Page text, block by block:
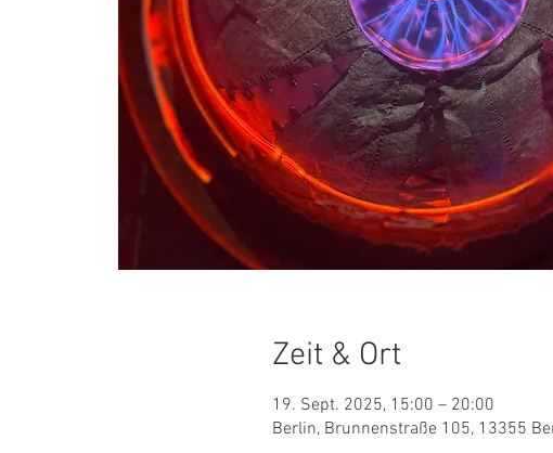
Zeit & Ort
19. Sept. 2025, 15:00 – 20:00
Berlin, Brunnenstraße 105, 13355